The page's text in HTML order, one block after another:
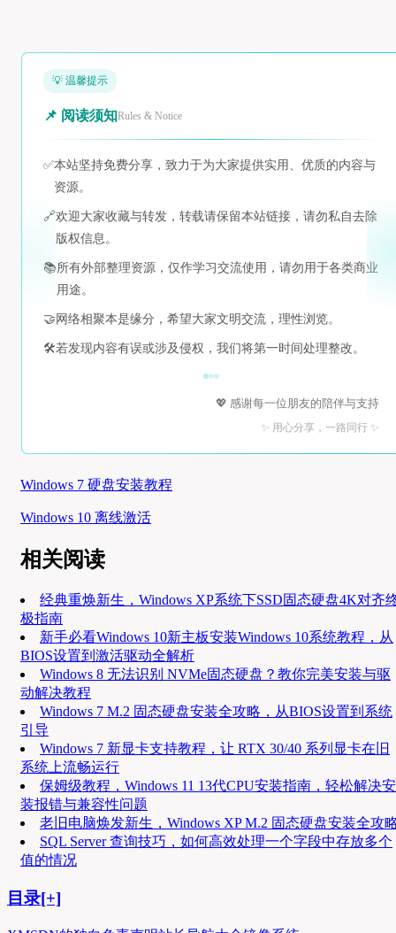
💡 温馨提示
📌 阅读须知Rules & Notice
✅本站坚持免费分享，致力于为大家提供实用、优质的内容与
资源。
🔗欢迎大家收藏与转发，转载请保留本站链接，请勿私自去除
版权信息。
📚所有外部整理资源，仅作学习交流使用，请勿用于各类商业
用途。
🤝 网络相聚本是缘分，希望大家文明交流，理性浏览。
🛠️若发现内容有误或涉及侵权，我们将第一时间处理整改。
💖 感谢每一位朋友的陪伴与支持
✨ 用心分享，一路同行 ✨
Windows 7 硬盘安装教程
Windows 10 离线激活
相关阅读
经典重焕新生，Windows XP系统下SSD固态硬盘4K对齐
极指南
新手必看Windows 10新主板安装Windows 10系统教程，从
BIOS设置到激活驱动全解析
Windows 8 无法识别 NVMe固态硬盘？教你完美安装与驱
动解决教程
Windows 7 M.2 固态硬盘安装全攻略，从BIOS设置到系统
引导
Windows 7 新显卡支持教程，让 RTX 30/40 系列显卡在旧
系统上流畅运行
保姆级教程，Windows 11 13代CPU安装指南，轻松解决安
装报错与兼容性问题
老旧电脑焕发新生，Windows XP M.2 固态硬盘安装全攻
SQL Server 查询技巧，如何高效处理一个字段中存放多个
值的情况
目录[+]